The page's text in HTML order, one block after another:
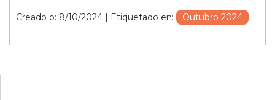
Creado o: 8/10/2024 | Etiquetado en: Outubro 2024